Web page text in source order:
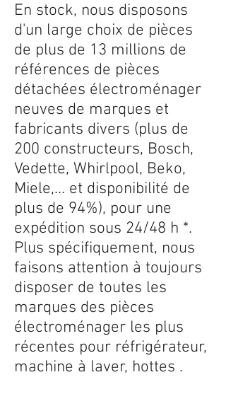
En stock, nous disposons
d'un large choix de pièces
de plus de 13 millions de
références de pièces
détachées électroménager
neuves de marques et
fabricants divers (plus de
200 constructeurs, Bosch,
Vedette, Whirlpool, Beko,
Miele,... et disponibilité de
plus de 94%), pour une
expédition sous 24/48 h *.
Plus spécifiquement, nous
faisons attention à toujours
disposer de toutes les
marques des pièces
électroménager les plus
récentes pour réfrigérateur,
machine à laver, hottes .